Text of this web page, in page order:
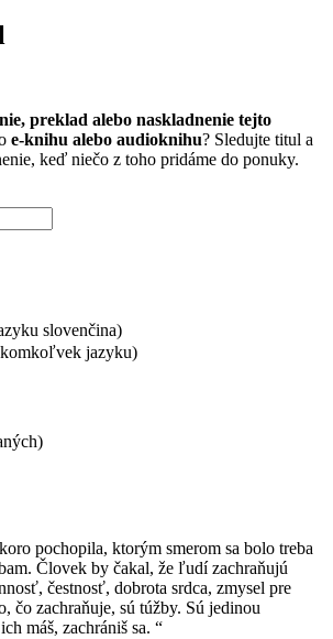
preklad alebo naskladnenie tejto
e-knihu alebo audioknihu? Sledujte titul a
keď niečo z toho pridáme do ponuky.
slovenčina)
jazyku)
pochopila, ktorým smerom sa bolo treba
Človek by čakal, že ľudí zachraňujú
čestnosť, dobrota srdca, zmysel pre
čo zachraňuje, sú túžby. Sú jedinou
máš, zachrániš sa.